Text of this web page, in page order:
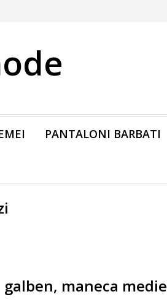
PANTALONI BARBATI
maneca medie